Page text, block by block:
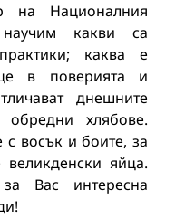
на Националния
какви са
каква е
в поверията и
днешните
обредни хлябове.
восък и боите, за
яйца.
Вас интересна